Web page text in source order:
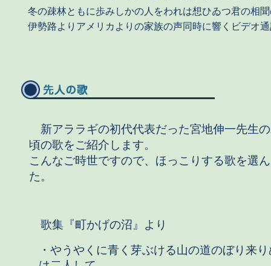
冬の疎林ともに歩みしかの人をわれは想ひゐつ君の相
伊勢路よりアメリカよりの家族の声同時に響くビデオ
新アララギの初代代表だった宮地伸一先生
頃の歌をご紹介します。
こんなご時世ですので、ほっこりする歌を選
た。
歌集『町かげの沼』より
・やうやくに青く芽ぶける山の道のぼり来